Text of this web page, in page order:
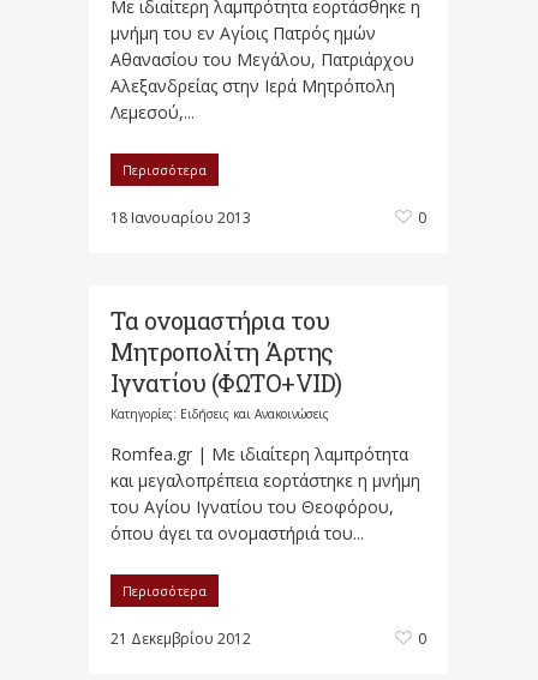
Με ιδιαίτερη λαμπρότητα εορτάσθηκε η
μνήμη του εν Αγίοις Πατρός ημών
Αθανασίου του Μεγάλου, Πατριάρχου
Αλεξανδρείας στην Ιερά Μητρόπολη
Λεμεσού,...
Περισσότερα
18 Ιανουαρίου 2013 0
Τα ονομαστήρια του
Μητροπολίτη Άρτης
Ιγνατίου (ΦΩΤΟ+VID)
Κατηγορίες: Ειδήσεις και Ανακοινώσεις
Romfea.gr | Με ιδιαίτερη λαμπρότητα
και μεγαλοπρέπεια εορτάστηκε η μνήμη
του Αγίου Ιγνατίου του Θεοφόρου,
όπου άγει τα ονομαστήριά του...
Περισσότερα
21 Δεκεμβρίου 2012 0